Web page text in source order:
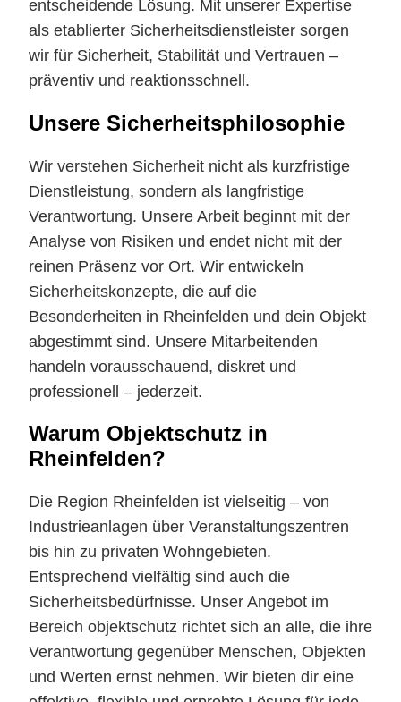
entscheidende Lösung. Mit unserer Expertise
als etablierter Sicherheitsdienstleister sorgen
wir für Sicherheit, Stabilität und Vertrauen –
präventiv und reaktionsschnell.
Unsere Sicherheitsphilosophie
Wir verstehen Sicherheit nicht als kurzfristige
Dienstleistung, sondern als langfristige
Verantwortung. Unsere Arbeit beginnt mit der
Analyse von Risiken und endet nicht mit der
reinen Präsenz vor Ort. Wir entwickeln
Sicherheitskonzepte, die auf die
Besonderheiten in Rheinfelden und dein Objekt
abgestimmt sind. Unsere Mitarbeitenden
handeln vorausschauend, diskret und
professionell – jederzeit.
Warum Objektschutz in
Rheinfelden?
Die Region Rheinfelden ist vielseitig – von
Industrieanlagen über Veranstaltungszentren
bis hin zu privaten Wohngebieten.
Entsprechend vielfältig sind auch die
Sicherheitsbedürfnisse. Unser Angebot im
Bereich objektschutz richtet sich an alle, die ihre
Verantwortung gegenüber Menschen, Objekten
und Werten ernst nehmen. Wir bieten dir eine